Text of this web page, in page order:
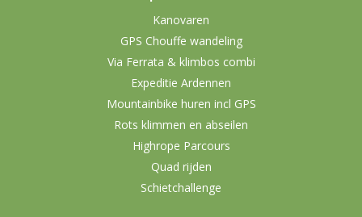
Kanovaren
GPS Chouffe wandeling
Via Ferrata & klimbos combi
Expeditie Ardennen
Mountainbike huren incl GPS
Rots klimmen en abseilen
Highrope Parcours
Quad rijden
Schietchallenge